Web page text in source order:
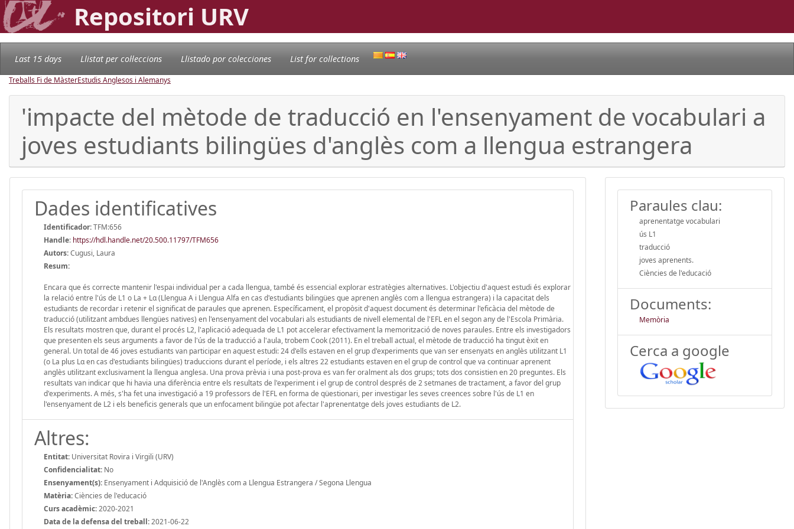
Repositori URV
Last 15 days Llistat per col·leccions Llistado por colecciones List for collections
Treballs Fi de MàsterEstudis Anglesos i Alemanys
'impacte del mètode de traducció en l'ensenyament de vocabulari a
joves estudiants bilingües d'anglès com a llengua estrangera
Dades identificatives
Identificador:TFM:656
Handle: https://hdl.handle.net/20.500.11797/TFM656
Autors:Cugusi, Laura
Resum:
Encara que és correcte mantenir l'espai individual per a cada llengua, també és essencial explorar estratègies alternatives. L'objectiu d'aquest estudi és explorar
la relació entre l'ús de L1 o La + Lα (Llengua A i Llengua Alfa en cas d'estudiants bilingües que aprenen anglès com a llengua estrangera) i la capacitat dels
estudiants de recordar i retenir el significat de paraules que aprenen. Específicament, el propòsit d'aquest document és determinar l'eficàcia del mètode de
traducció (utilitzant ambdues llengües natives) en l'ensenyament del vocabulari als estudiants de nivell elemental de l'EFL en el segon any de l'Escola Primària.
Els resultats mostren que, durant el procés L2, l'aplicació adequada de L1 pot accelerar efectivament la memorització de noves paraules. Entre els investigadors
que presenten els seus arguments a favor de l'ús de la traducció a l'aula, trobem Cook (2011). En el treball actual, el mètode de traducció ha tingut èxit en
general. Un total de 46 joves estudiants van participar en aquest estudi: 24 d'ells estaven en el grup d'experiments que van ser ensenyats en anglès utilitzant L1
(o La plus Lα en cas d'estudiants bilingües) traduccions durant el període, i els altres 22 estudiants estaven en el grup de control que va continuar aprenent
anglès utilitzant exclusivament la llengua anglesa. Una prova prèvia i una post-prova es van fer oralment als dos grups; tots dos consistien en 20 preguntes. Els
resultats van indicar que hi havia una diferència entre els resultats de l'experiment i el grup de control després de 2 setmanes de tractament, a favor del grup
d'experiments. A més, s'ha fet una investigació a 19 professors de l'EFL en forma de qüestionari, per investigar les seves creences sobre l'ús de L1 en
l'ensenyament de L2 i els beneficis generals que un enfocament bilingüe pot afectar l'aprenentatge dels joves estudiants de L2.
Altres:
Entitat: Universitat Rovira i Virgili (URV)
Confidencialitat: No
Ensenyament(s): Ensenyament i Adquisició de l'Anglès com a Llengua Estrangera / Segona Llengua
Matèria:Ciències de l'educació
Curs acadèmic:2020-2021
Data de la defensa del treball:2021-06-22
Paraules clau:
aprenentatge vocabulari
ús L1
traducció
joves aprenents.
Ciències de l'educació
Documents:
Memòria
Cerca a google